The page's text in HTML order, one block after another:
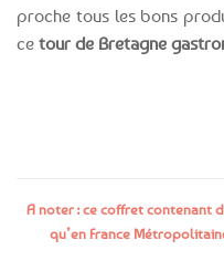
proche tous les bons
ce tour de Bretagne
A noter : ce coffret contenant
qu’en France